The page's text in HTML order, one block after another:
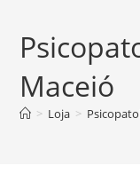
Maceió
> Loja >